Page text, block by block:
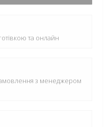
та онлайн
з менеджером